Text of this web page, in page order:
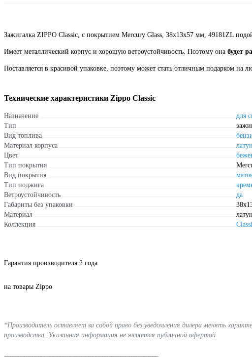
Зажигалка ZIPPO Classic, с покрытием Mercury Glass, 38x13x57 мм, 49181ZL
Имеет металлический корпус и хорошую ветроустойчивость. Поэтому она будет
Поставляется в красивой упаковке, поэтому может стать отличным подарком на
Технические характеристики Zippo Classic
Назначение
для
Тип
Вид топлива
Материал корпуса
Цвет
Тип покрытия
Вид покрытия
Тип поджига
Ветроустойчивость
да
Габариты без упаковки
Материал
Коллекция
Гарантия производителя 2 года
на товары Zippo
*Производитель оставляет за собой право без уведомления дилера менять
производства. Указанная информация не является публичной офертой